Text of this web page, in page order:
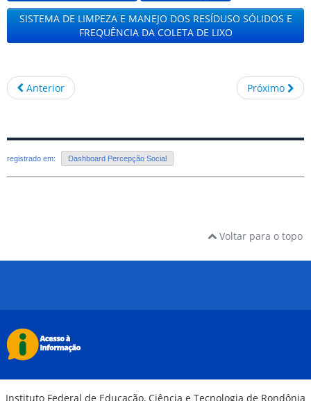
SISTEMA DE LIMPEZA E MANEJO DOS RESÍDUSO SÓLIDOS E
FREQUÊNCIA DA COLETA DE LIXO
Anterior Próximo
registrado em: Dashboard Percepção Social
Voltar para o topo
Instituto Federal de Educação, Ciência e Tecnologia de Rondônia